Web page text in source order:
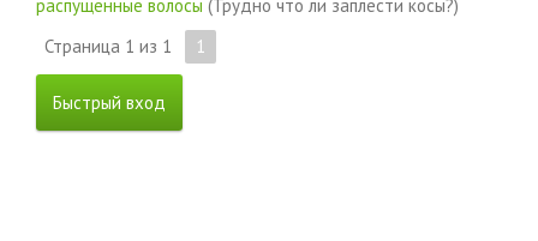
распущенные волосы (Трудно что ли заплести косы?)
Страница 1 из 1 1